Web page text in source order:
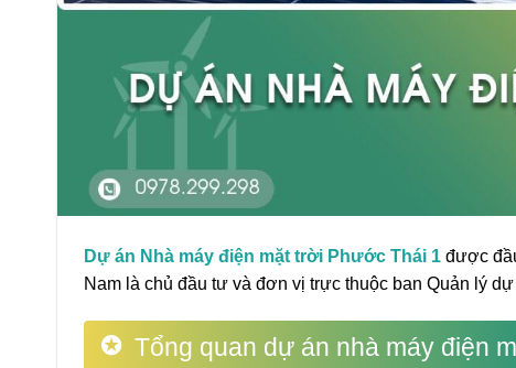
Dự án Nhà máy điện mặt trời Phước Thái 1 được
Nam là chủ đầu tư và đơn vị trực thuộc ban Quản lý
Tổng quan dự án nhà máy điện